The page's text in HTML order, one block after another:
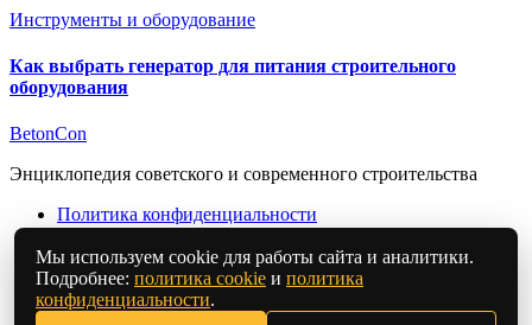
Инструменты и оборудование
Как выбрать генератор для питания строительного
оборудования
BetonCon
Энциклопедия советского и современного строительства
Политика конфиденциальности
Согласие на обработку персональных данных
Пользовательское соглашение
Политика cookie
Мы используем cookie для работы сайта и аналитики.
Подробнее: политика cookie и политика
конфиденциальности.